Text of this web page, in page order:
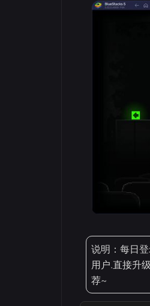
说明：每日
用户.直接升
荐~